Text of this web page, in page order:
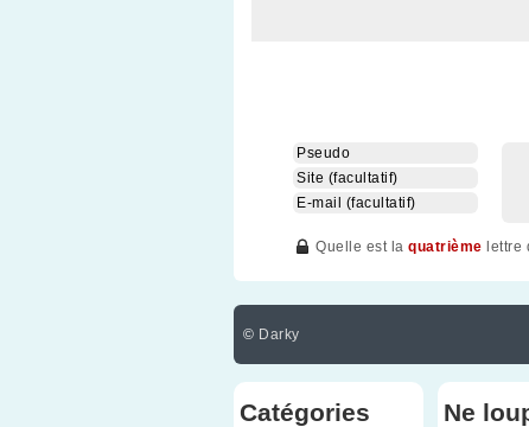
Quelle est la quatrième lettre
© Darky
Catégories Ne